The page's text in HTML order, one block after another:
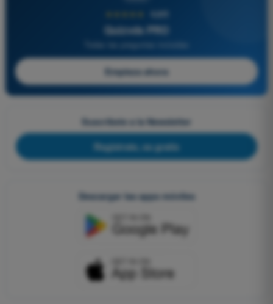
4,6/5
Quizvds PRO
Empieza ahora
Suscríbete a la Newsletter
Regístrate, es gratis
Descargar las apps móviles